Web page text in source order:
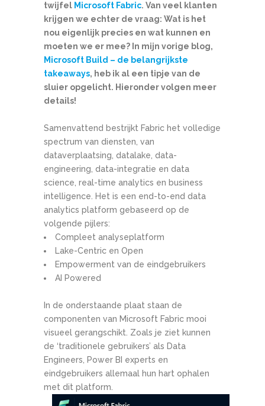
twijfel Microsoft Fabric. Van veel klanten
krijgen we echter de vraag: Wat is het
nou eigenlijk precies en wat kunnen en
moeten we er mee? In mijn vorige blog,
Microsoft Build – de belangrijkste
takeaways, heb ik al een tipje van de
sluier opgelicht. Hieronder volgen meer
details!
Samenvattend bestrijkt Fabric het volledige
spectrum van diensten, van
dataverplaatsing, datalake, data-
engineering, data-integratie en data
science, real-time analytics en business
intelligence. Het is een end-to-end data
analytics platform gebaseerd op de
volgende pijlers:
Compleet analyseplatform
Lake-Centric en Open
Empowerment van de eindgebruikers
AI Powered
In de onderstaande plaat staan de
componenten van Microsoft Fabric mooi
visueel gerangschikt. Zoals je ziet kunnen
de ‘traditionele gebruikers’ als Data
Engineers, Power BI experts en
eindgebruikers allemaal hun hart ophalen
met dit platform.